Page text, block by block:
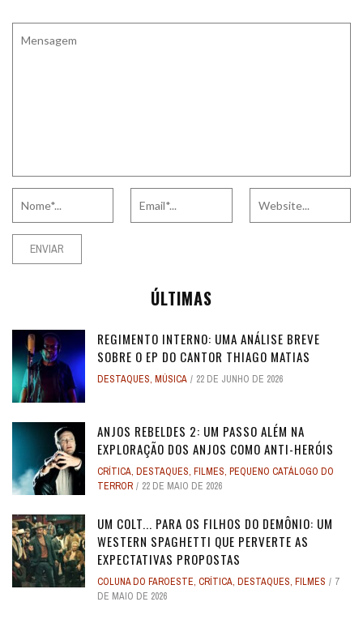
ÚLTIMAS
REGIMENTO INTERNO: UMA ANÁLISE BREVE
SOBRE O EP DO CANTOR THIAGO MATIAS
DESTAQUES, MÚSICA 22 DE JUNHO DE 2026
ANJOS REBELDES 2: UM PASSO ALÉM NA
EXPLORAÇÃO DOS ANJOS COMO ANTI-HERÓIS
CRÍTICA, DESTAQUES, FILMES, PEQUENO CATÁLOGO DO
TERROR
22 DE MAIO DE 2026
UM COLT... PARA OS FILHOS DO DEMÔNIO: UM
WESTERN SPAGHETTI QUE PERVERTE AS
EXPECTATIVAS PROPOSTAS
COLUNA DO FAROESTE, CRÍTICA, DESTAQUES, FILMES
7
DE MAIO DE 2026